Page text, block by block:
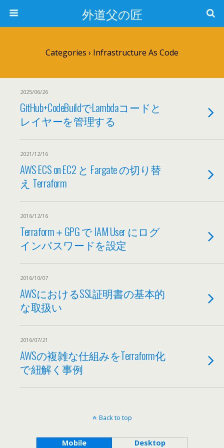
外道父の匠
Categories › Infrastructure As Code
2025/06/26
GitHub+CodeBuildでLambdaコードと
レイヤーを管理する
2021/12/16
AWS ECS on EC2 と Fargate の切り替
え Terraform
2016/12/16
Terraform＋GPG で IAM User にログ
インパスワードを設定
2016/10/07
AWSにおけるSSL証明書の基本的
な取扱い
2016/07/21
AWSの複雑な仕組みをTerraform化
で紐解く事例
Back to top
Mobile Desktop